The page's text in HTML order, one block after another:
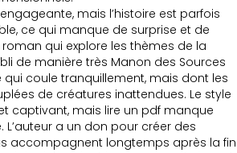
mais l’histoire est parfois
ce qui manque de surprise et de
qui explore les thèmes de la
de manière très Manon des Sources
qui coule tranquillement, mais dont les
de créatures inattendues. Le style
captivant, mais lire un pdf manque
a un don pour créer des
accompagnent longtemps après la fin